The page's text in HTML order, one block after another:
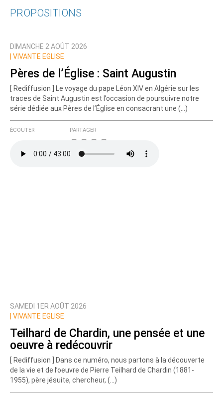
Nom
Courriel (non publié)
Ajoutez votre commentaire ici
Prévenez-moi de tous les nouveaux commentaires
PROPOSITIONS
DIMANCHE 2 AOÛT 2026
VIVANTE EGLISE
Pères de l’Église : Saint Augustin
[ Rediffusion ] Le voyage du pape Léon XIV en Algérie sur les
traces de Saint Augustin est l’occasion de poursuivre notre
série dédiée aux Pères de l’Église en consacrant une (…)
ÉCOUTER PARTAGER
SAMEDI 1ER AOÛT 2026
VIVANTE EGLISE
Teilhard de Chardin, une pensée et une
oeuvre à redécouvrir
[ Rediffusion ] Dans ce numéro, nous partons à la découverte
de la vie et de l’oeuvre de Pierre Teilhard de Chardin (1881-
1955), père jésuite, chercheur, (…)